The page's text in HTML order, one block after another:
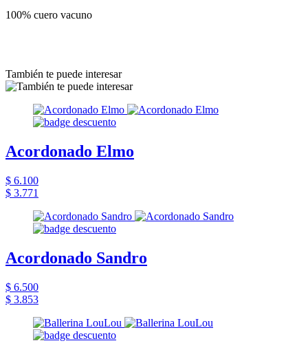
100% cuero vacuno
También te puede interesar
Acordonado Elmo
$ 6.100
$ 3.771
Acordonado Sandro
$ 6.500
$ 3.853